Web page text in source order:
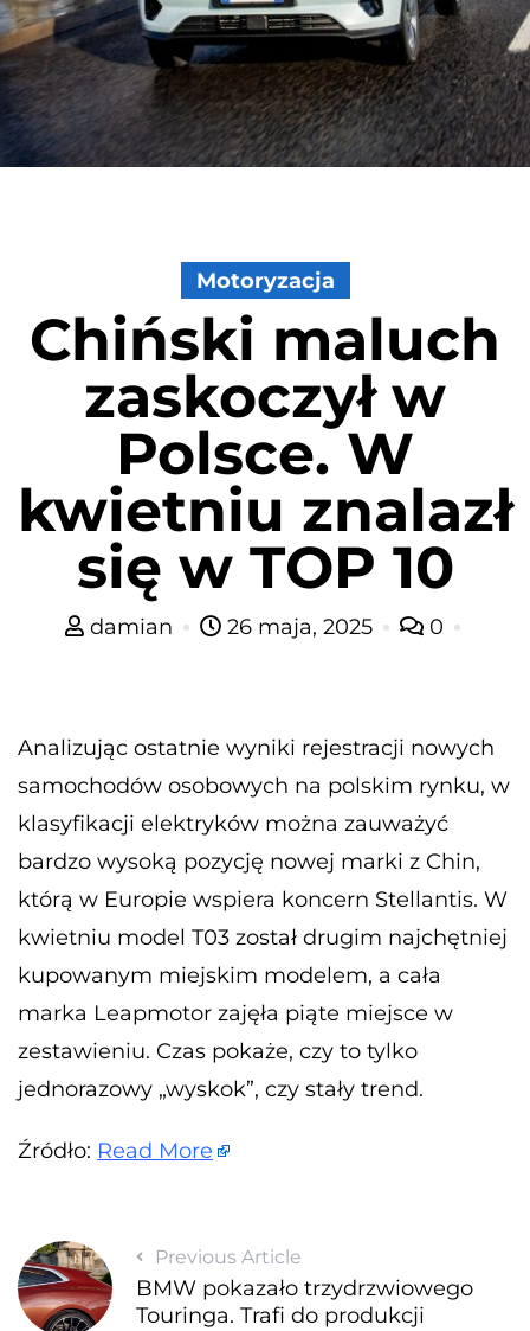
Motoryzacja
Chiński maluch
zaskoczył w
Polsce. W
kwietniu znalazł
się w TOP 10
damian 26 maja, 2025 0
Analizując ostatnie wyniki rejestracji nowych
samochodów osobowych na polskim rynku, w
klasyfikacji elektryków można zauważyć
bardzo wysoką pozycję nowej marki z Chin,
którą w Europie wspiera koncern Stellantis. W
kwietniu model T03 został drugim najchętniej
kupowanym miejskim modelem, a cała
marka Leapmotor zajęła piąte miejsce w
zestawieniu. Czas pokaże, czy to tylko
jednorazowy „wyskok”, czy stały trend.
Źródło: Read More
Previous Article
BMW pokazało trzydrzwiowego
Touringa. Trafi do produkcji